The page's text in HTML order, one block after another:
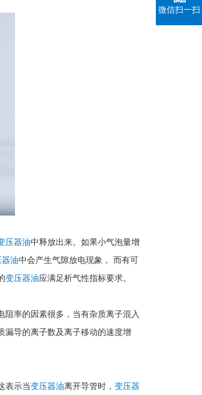
压器油中释放出来。如果小气泡量增
油中会产生气隙放电现象， 而有可
变压器油应满足析气性指标要求。
阻率的因素很多，当有杂质离子混入
漏导的离子数及离子移动的速度增
表示当变压器油离开导管时， 变压器
微信扫一扫